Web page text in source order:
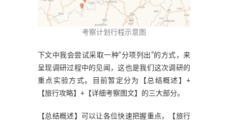
考察计划行程示意图
下文中我会尝试采取一种“分项列出”的方式，来
呈现调研过程中的见闻，这也是我们这次调研的
重点实验方式。目前暂定分为【总结概述】+
【旅行攻略】+【详细考察图文】的三大部分。
【总结概述】可以让各位快速把握重点，【旅行